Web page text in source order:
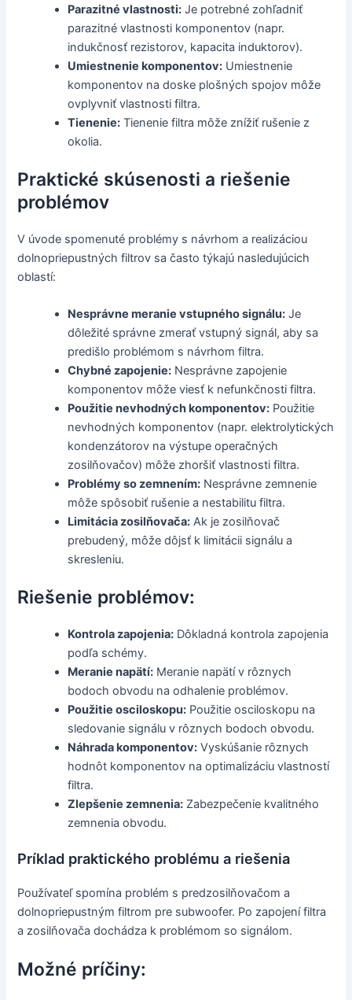
Parazitné vlastnosti: Je potrebné zohľadniť
parazitné vlastnosti komponentov (napr.
indukčnosť rezistorov, kapacita induktorov).
Umiestnenie komponentov: Umiestnenie
komponentov na doske plošných spojov môže
ovplyvniť vlastnosti filtra.
Tienenie: Tienenie filtra môže znížiť rušenie z
okolia.
Praktické skúsenosti a riešenie
problémov
V úvode spomenuté problémy s návrhom a realizáciou
dolnopriepustných filtrov sa často týkajú nasledujúcich
oblastí:
Nesprávne meranie vstupného signálu: Je
dôležité správne zmerať vstupný signál, aby sa
predišlo problémom s návrhom filtra.
Chybné zapojenie: Nesprávne zapojenie
komponentov môže viesť k nefunkčnosti filtra.
Použitie nevhodných komponentov: Použitie
nevhodných komponentov (napr. elektrolytických
kondenzátorov na výstupe operačných
zosilňovačov) môže zhoršiť vlastnosti filtra.
Problémy so zemnením: Nesprávne zemnenie
môže spôsobiť rušenie a nestabilitu filtra.
Limitácia zosilňovača: Ak je zosilňovač
prebudený, môže dôjsť k limitácii signálu a
skresleniu.
Riešenie problémov:
Kontrola zapojenia: Dôkladná kontrola zapojenia
podľa schémy.
Meranie napätí: Meranie napätí v rôznych
bodoch obvodu na odhalenie problémov.
Použitie osciloskopu: Použitie osciloskopu na
sledovanie signálu v rôznych bodoch obvodu.
Náhrada komponentov: Vyskúšanie rôznych
hodnôt komponentov na optimalizáciu vlastností
filtra.
Zlepšenie zemnenia: Zabezpečenie kvalitného
zemnenia obvodu.
Príklad praktického problému a riešenia
Používateľ spomína problém s predzosilňovačom a
dolnopriepustným filtrom pre subwoofer. Po zapojení filtra
a zosilňovača dochádza k problémom so signálom.
Možné príčiny: